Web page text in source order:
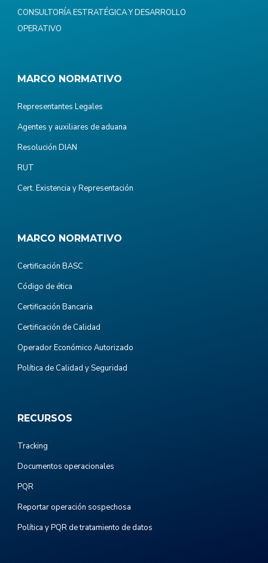
CONSULTORÍA ESTRATÉGICA Y DESARROLLO
OPERATIVO
MARCO NORMATIVO
Representantes Legales
Agentes y auxiliares de aduana
Resolución DIAN
RUT
Cert. Existencia y Representación
MARCO NORMATIVO
Certificación BASC
Código de ética
Certificación Bancaria
Certificación de Calidad
Operador Económico Autorizado
Política de Calidad y Seguridad
RECURSOS
Tracking
Documentos operacionales
PQR
Reportar operación sospechosa
Política y PQR de tratamiento de datos